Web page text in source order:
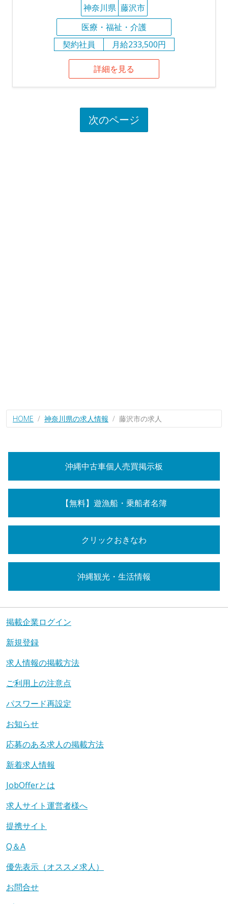
神奈川県 藤沢市
医療・福祉・介護
契約社員
月給233,500円
詳細を見る
次のページ
HOME 神奈川県の求人情報 藤沢市の求人
沖縄中古車個人売買掲示板
【無料】遊漁船・乗船者名簿
クリックおきなわ
沖縄観光・生活情報
掲載企業ログイン
新規登録
求人情報の掲載方法
ご利用上の注意点
パスワード再設定
お知らせ
応募のある求人の掲載方法
新着求人情報
JobOfferとは
求人サイト運営者様へ
提携サイト
Q＆A
優先表示（オススメ求人）
お問合せ